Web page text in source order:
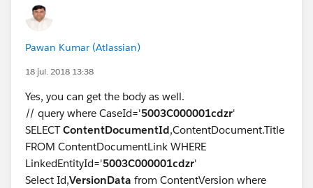
Pawan Kumar (Atlassian)
18 jul. 2018 13:38
Yes, you can get the body as well.
// query where CaseId='5003C000001cdzr'
SELECT ContentDocumentId,ContentDocument.Title
FROM ContentDocumentLink WHERE
LinkedEntityId='5003C000001cdzr'
Select Id,VersionData from ContentVersion where